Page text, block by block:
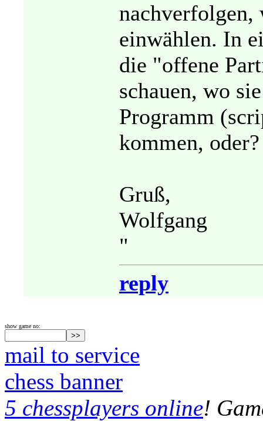
nachverfolgen,
einwählen. In
die "offene
schauen, wo
Programm
kommen, oder?
Gruß,
Wolfgang
"
reply
show game no:
mail to service
chess banner
5 chessplayers online!